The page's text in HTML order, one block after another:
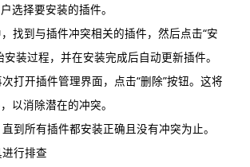
选择要安装的插件。
找到与插件冲突相关的插件，然后点击“安
装过程，并在安装完成后自动更新插件。
打开插件管理界面，点击“删除”按钮。这将
以消除潜在的冲突。
到所有插件都安装正确且没有冲突为止。
行排查